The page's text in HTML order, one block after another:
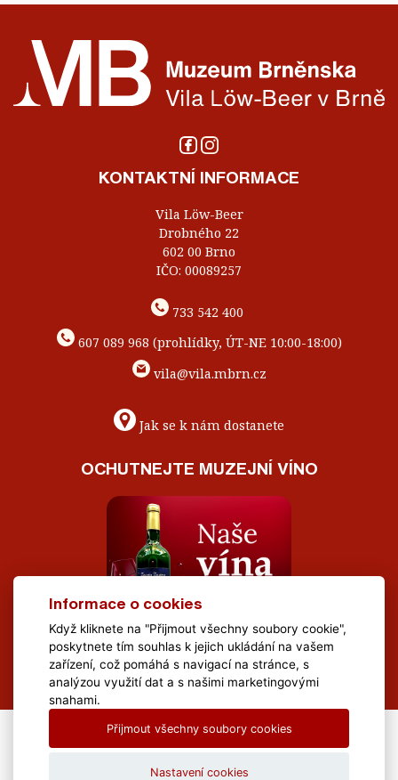
KONTAKTNÍ INFORMACE
Vila Löw-Beer
Drobného 22
602 00 Brno
IČO: 00089257
733 542 400
607 089 968 (prohlídky, ÚT-NE 10:00-18:00)
vila@vila.mbrn.cz
Jak se k nám dostanete
OCHUTNEJTE MUZEJNÍ VÍNO
All Rights Reserved Muzeum Brněnska © 2020, Webdesign by
Informace o cookies
Když kliknete na "Přijmout všechny soubory cookie",
poskytnete tím souhlas k jejich ukládání na vašem
zařízení, což pomáhá s navigací na stránce, s
analýzou využití dat a s našimi marketingovými
snahami.
Přijmout všechny soubory cookies
Nastavení cookies